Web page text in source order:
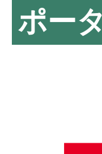
ポー